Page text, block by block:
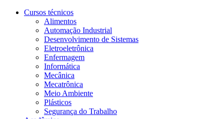
Cursos técnicos
Alimentos
Automação Industrial
Desenvolvimento de Sistemas
Eletroeletrônica
Enfermagem
Informática
Mecânica
Mecatrônica
Meio Ambiente
Plásticos
Segurança do Trabalho